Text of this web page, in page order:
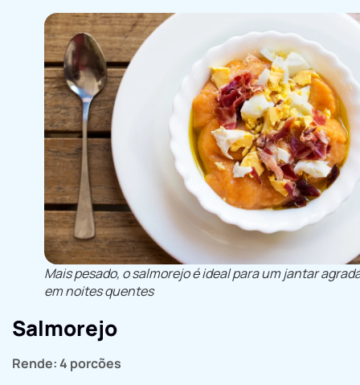
Mais pesado, o salmorejo é ideal para um jantar
em noites quentes
Salmorejo
Rende: 4 porcões